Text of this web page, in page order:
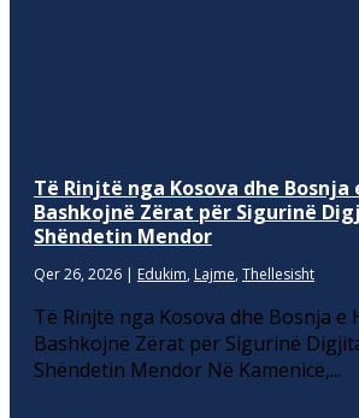
Të Rinjtë nga Kosova dhe Bosnja
Bashkojnë Zërat për Sigurinë
Shëndetin Mendor
Qer 26, 2026 | Edukim, Lajme, Thellesisht
Të Rinjtë nga Kosova dhe Bosnja e
Bashkojnë Zërat për Sigurinë
Shëndetin Mendor Në Kamenicë,...